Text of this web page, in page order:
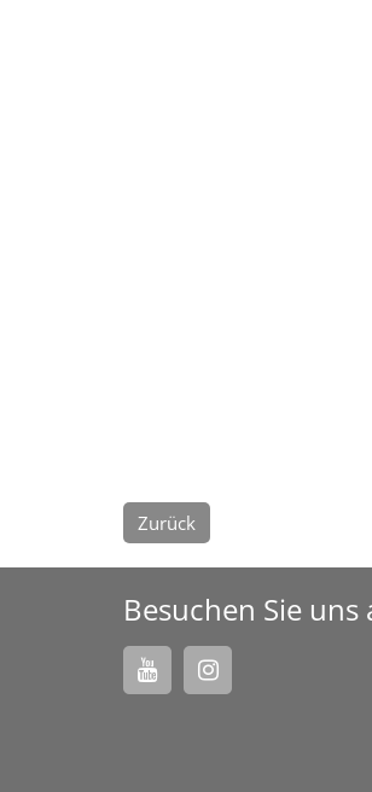
Zurück
Besuchen Sie uns